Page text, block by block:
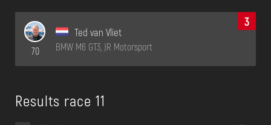
3
Ted van Vliet
BMW M6 GT3, JR Motorsport
70
Results race 11